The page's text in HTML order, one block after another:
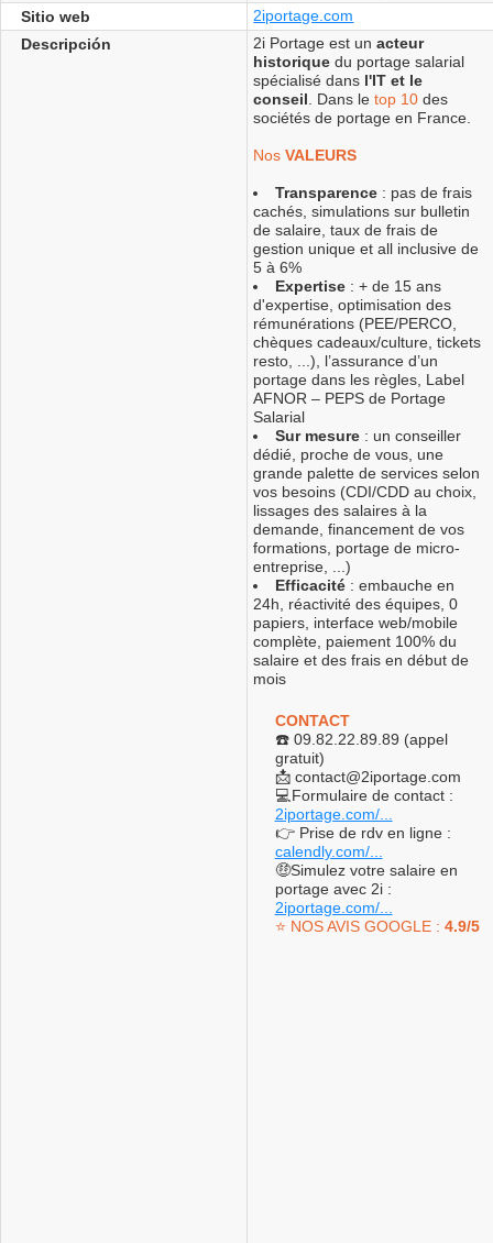
Sitio web
2iportage.com
Descripción
2i Portage est unacteur
historique du portage salarial
spécialisé dans l'IT et le
conseil . Dans letop 10 des
sociétés de portage en France.
NosVALEURS
Transparence: pas de frais
cachés, simulations sur bulletin
de salaire, taux de frais de
gestion unique et all inclusive de
5 à 6%
Expertise: + de 15 ans
d'expertise, optimisation des
rémunérations (PEE/PERCO,
chèques cadeaux/culture, tickets
resto, ...), l’assurance d’un
portage dans les règles, Label
AFNOR – PEPS de Portage
Salarial
Sur mesure: un conseiller
dédié, proche de vous, une
grande palette de services selon
vos besoins (CDI/CDD au choix,
lissages des salaires à la
demande, financement de vos
formations, portage de micro-
entreprise, ...)
Efficacité: embauche en
24h, réactivité des équipes, 0
papiers, interface web/mobile
complète, paiement 100% du
salaire et des frais en début de
mois
CONTACT
☎️ 09.82.22.89.89 (appel
gratuit)
📩 contact@2iportage.com
💻Formulaire de contact :
2iportage.com/...
👉 Prise de rdv en ligne :
calendly.com/...
🤑Simulez votre salaire en
portage avec 2i :
2iportage.com/...
⭐️ NOS AVIS GOOGLE : 4.9/5